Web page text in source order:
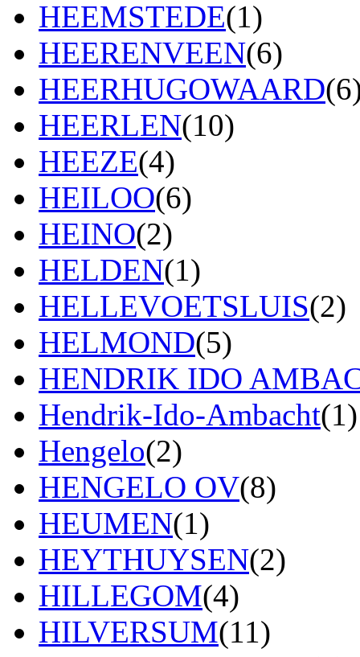
HEEMSTEDE(1)
HEERENVEEN(6)
HEERHUGOWAARD
HEERLEN(10)
HEEZE(4)
HEILOO(6)
HEINO(2)
HELDEN(1)
HELLEVOETSLUIS(2)
HELMOND(5)
HENDRIK IDO
Hendrik-Ido-Ambacht(1)
Hengelo(2)
HENGELO OV(8)
HEUMEN(1)
HEYTHUYSEN(2)
HILLEGOM(4)
HILVERSUM(11)